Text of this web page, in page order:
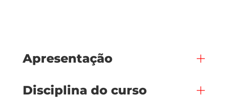
Apresentação
Disciplina do curso